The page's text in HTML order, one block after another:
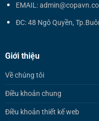
EMAIL:
ĐC: 48 Ngô Quyền,
Giới thiệu
Về chúng tôi
Điều khoản chung
Điều khoản thiết kế web